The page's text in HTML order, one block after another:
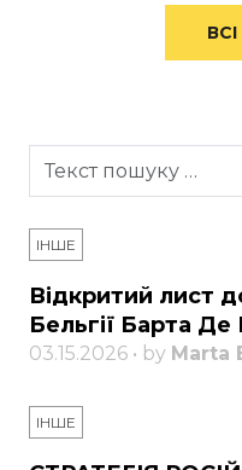
ІНШЕ
Відкритий лист
Бельгії Барта Де
03.15.2026 • by Marta
ІНШЕ